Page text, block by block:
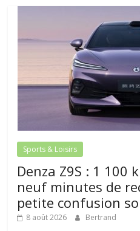
Sports & Loisirs
Denza Z9S : 1 100
neuf minutes de
petite confusion
8 août 2026 Bertrand